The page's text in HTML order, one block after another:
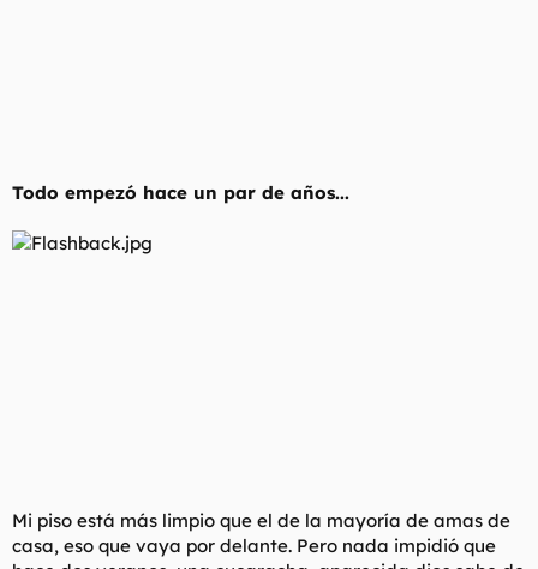
Todo empezó hace un par de años...
Mi piso está más limpio que el de la mayoría de amas de
casa, eso que vaya por delante. Pero nada impidió que